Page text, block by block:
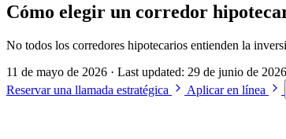
Cómo elegir un corredor
No todos los corredores hipotecarios entienden la
11 de mayo de 2026 · Last updated: 29 de junio de 2026
Reservar una llamada estratégica
Aplicar en línea